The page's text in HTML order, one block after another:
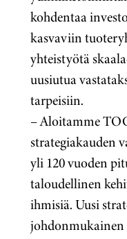
kohdentaa
kasvaviin
yhteistyötä
uusiutua
tarpeisiin.
– Aloitamme
strategiakauden
yli 120 vuoden
taloudellinen
ihmisiä. Uusi
johdonmukainen